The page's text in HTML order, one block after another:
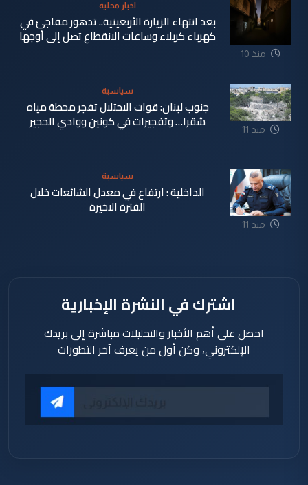
منذ 10
اخبار محلية
بعد انتهاء الزيارة الأربعينية.. تدهور مفاجئ في
كهرباء كربلاء وساعات الانقطاع تصل إلى أوجها
منذ 11
سياسية
جنوب لبنان: قوات الاحتلال تفجر محطة مياه
شقرا… وتفجيرات في كونين ووادي الحجير
منذ 11
سياسية
الداخلية : ارتفاع في معدل الشائعات خلال
الفترة الاخيرة
اشترك في النشرة الإخبارية
احصل على أهم الأخبار والتحليلات مباشرة إلى بريدك
الإلكتروني، وكن أول من يعرف آخر التطورات